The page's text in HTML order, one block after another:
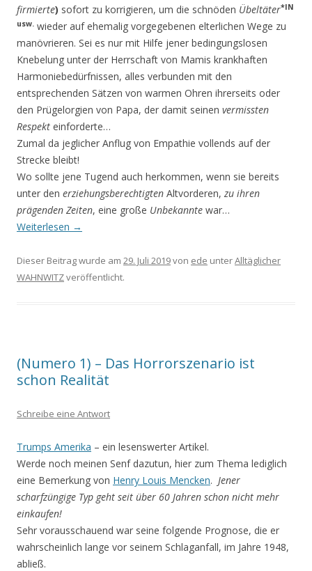
firmierte) sofort zu korrigieren, um die schnöden Übeltäter*IN
usw. wieder auf ehemalig vorgegebenen elterlichen Wege zu
manövrieren. Sei es nur mit Hilfe jener bedingungslosen
Knebelung unter der Herrschaft von Mamis krankhaften
Harmoniebedürfnissen, alles verbunden mit den
entsprechenden Sätzen von warmen Ohren ihrerseits oder
den Prügelorgien von Papa, der damit seinen vermissten
Respekt einforderte…
Zumal da jeglicher Anflug von Empathie vollends auf der
Strecke bleibt!
Wo sollte jene Tugend auch herkommen, wenn sie bereits
unter den erziehungsberechtigten Altvorderen, zu ihren
prägenden Zeiten, eine große Unbekannte war…
Weiterlesen →
Dieser Beitrag wurde am 29. Juli 2019von ede unterAlltäglicher
WAHNWITZveröffentlicht.
(Numero 1) – Das Horrorszenario ist
schon Realität
Schreibe eine Antwort
Trumps Amerika – ein lesenswerter Artikel.
Werde noch meinen Senf dazutun, hier zum Thema lediglich
eine Bemerkung von Henry Louis Mencken. Jener
scharfzüngige Typ geht seit über 60 Jahren schon nicht mehr
einkaufen!
Sehr vorausschauend war seine folgende Prognose, die er
wahrscheinlich lange vor seinem Schlaganfall, im Jahre 1948,
abließ.